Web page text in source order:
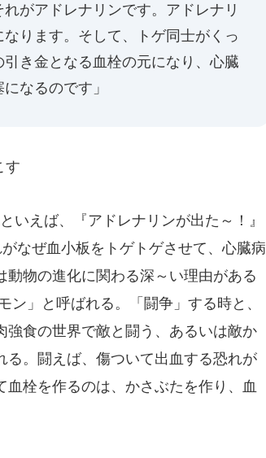
がアドレナリンです。アドレナリ
ります。そして、トゲ同士がくっ
き金となる血栓の元になり、心臓
なるのです」
す
えば、『アドレナリンが出た～！』
なぜ血小板をトゲトゲさせて、心臓病
物の進化に関わる深～い理由がある
」と呼ばれる。「闘争」する時と、
強食の世界で敵と闘う、あるいは敵か
る。闘えば、傷ついて出血する恐れが
栓を作るのは、かさぶたを作り、血